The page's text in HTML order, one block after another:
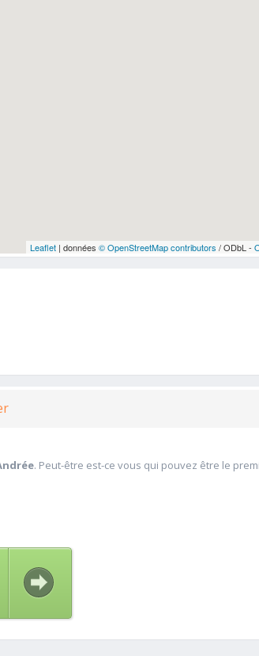
Leaflet| données © OpenStreetMap contributors / ODbL -
. Peut-être est-ce vous qui pouvez être le